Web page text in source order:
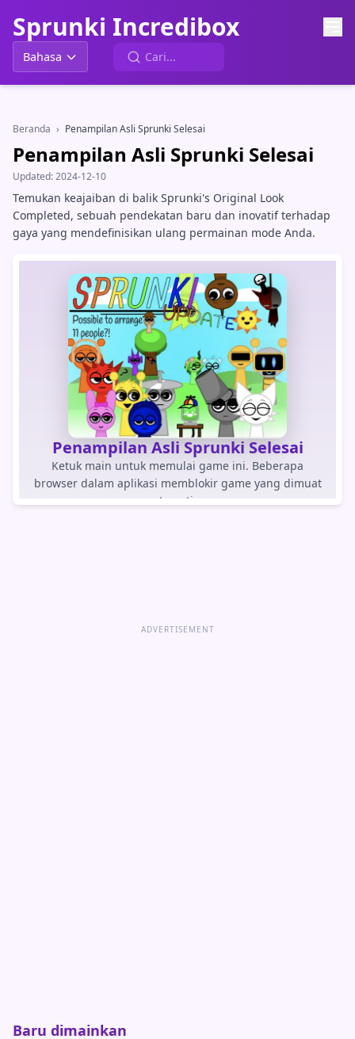
Sprunki Incredibox
Bahasa
Beranda › Penampilan Asli Sprunki Selesai
Penampilan Asli Sprunki Selesai
Updated:2024-12-10
Temukan keajaiban di balik Sprunki's Original Look
Completed, sebuah pendekatan baru dan inovatif terhadap
gaya yang mendefinisikan ulang permainan mode Anda.
Penampilan Asli Sprunki Selesai
Ketuk main untuk memulai game ini. Beberapa
browser dalam aplikasi memblokir game yang dimuat
otomatis.
ADVERTISEMENT
Baru dimainkan